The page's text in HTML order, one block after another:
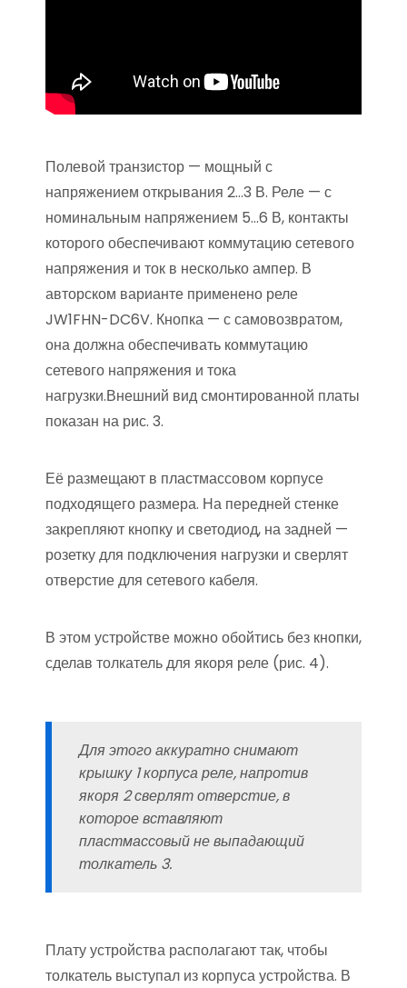
Полевой транзистор — мощный с
напряжением открывания 2…3 В. Реле — с
номинальным напряжением 5…6 В, контакты
которого обеспечивают коммутацию сетевого
напряжения и ток в несколько ампер. В
авторском варианте применено реле
JW1FHN-DC6V. Кнопка — с самовозвратом,
она должна обеспечивать коммутацию
сетевого напряжения и тока
нагрузки.Внешний вид смонтированной платы
показан на рис. 3.
Её размещают в пластмассовом корпусе
подходящего размера. На передней стенке
закрепляют кнопку и светодиод, на задней —
розетку для подключения нагрузки и сверлят
отверстие для сетевого кабеля.
В этом устройстве можно обойтись без кнопки,
сделав толкатель для якоря реле (рис. 4).
Для этого аккуратно снимают
крышку 1 корпуса реле, напротив
якоря 2 сверлят отверстие, в
которое вставляют
пластмассовый не выпадающий
толкатель 3.
Плату устройства располагают так, чтобы
толкатель выступал из корпуса устройства. В